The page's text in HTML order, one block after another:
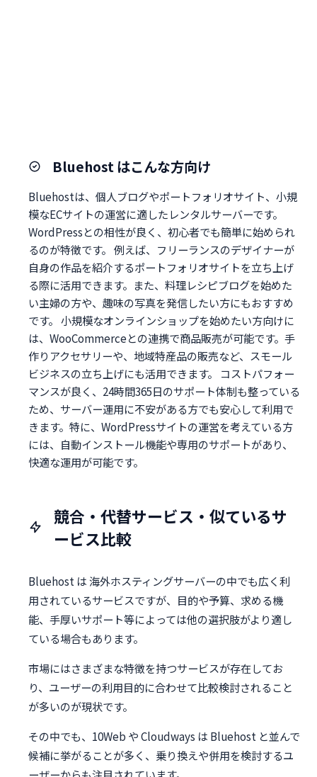
Bluehost はこんな方向け
Bluehostは、個人ブログやポートフォリオサイト、小規
模なECサイトの運営に適したレンタルサーバーです。
WordPressとの相性が良く、初心者でも簡単に始められ
るのが特徴です。 例えば、フリーランスのデザイナーが
自身の作品を紹介するポートフォリオサイトを立ち上げ
る際に活用できます。また、料理レシピブログを始めた
い主婦の方や、趣味の写真を発信したい方にもおすすめ
です。 小規模なオンラインショップを始めたい方向けに
は、WooCommerceとの連携で商品販売が可能です。手
作りアクセサリーや、地域特産品の販売など、スモール
ビジネスの立ち上げにも活用できます。 コストパフォー
マンスが良く、24時間365日のサポート体制も整っている
ため、サーバー運用に不安がある方でも安心して利用で
きます。特に、WordPressサイトの運営を考えている方
には、自動インストール機能や専用のサポートがあり、
快適な運用が可能です。
競合・代替サービス・似ているサ
ービス比較
Bluehost は 海外ホスティングサーバーの中でも広く利
用されているサービスですが、目的や予算、求める機
能、手厚いサポート等によっては他の選択肢がより適し
ている場合もあります。
市場にはさまざまな特徴を持つサービスが存在してお
り、ユーザーの利用目的に合わせて比較検討されること
が多いのが現状です。
その中でも、10Web や Cloudways は Bluehost と並んで
候補に挙がることが多く、乗り換えや併用を検討するユ